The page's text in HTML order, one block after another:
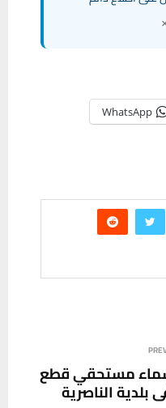
WhatsApp
مستحقي قطع
الناصرية